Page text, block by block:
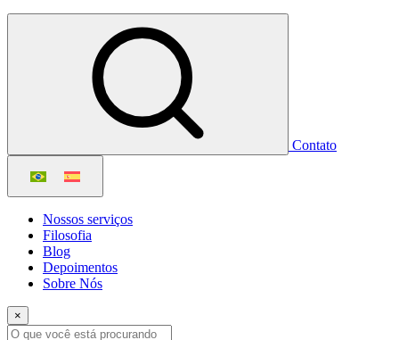
Contato
Nossos serviços
Filosofia
Blog
Depoimentos
Sobre Nós
×